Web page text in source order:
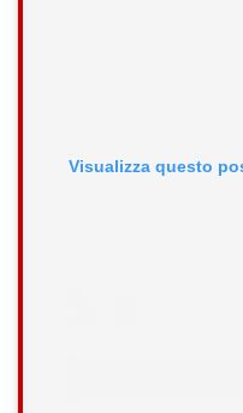
Visualizza questo